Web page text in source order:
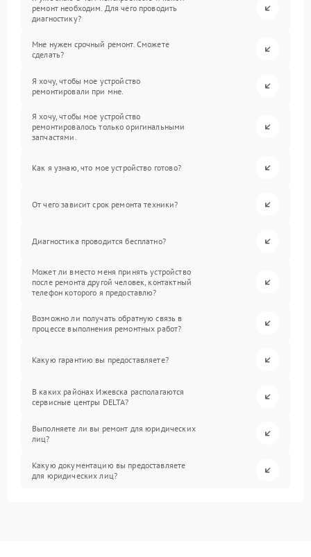
ремонт необходим. Для чего проводить
диагностику?
Мне нужен срочный ремонт. Сможете
сделать?
Я хочу, чтобы мое устройство
ремонтировали при мне.
Я хочу, чтобы мое устройство
ремонтировалось только оригинальными
запчастями.
Как я узнаю, что мое устройство готово?
От чего зависит срок ремонта техники?
Диагностика проводится бесплатно?
Может ли вместо меня принять устройство
после ремонта другой человек, контактный
телефон которого я предоставлю?
Возможно ли получать обратную связь в
процессе выполнения ремонтных работ?
Какую гарантию вы предоставляете?
В каких районах Ижевска располагаются
сервисные центры DELTA?
Выполняете ли вы ремонт для юридических
лиц?
Какую документацию вы предоставляете
для юридических лиц?